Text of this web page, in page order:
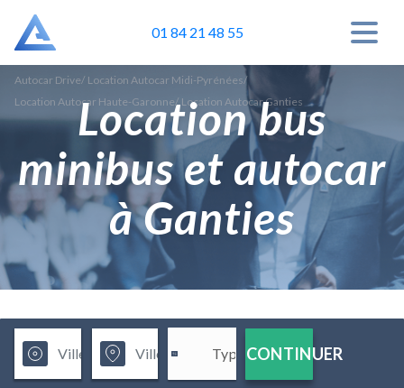
01 84 21 48 55
Autocar Drive/ Location Autocar Midi-Pyrénées/
Location Autocar Haute-Garonne/ Location Autocar Ganties
Location bus
minibus et autocar
à Ganties
CONTINUER